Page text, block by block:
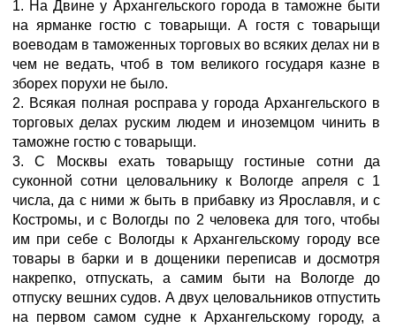
1. На Двине у Архангельского города в таможне быти
на ярманке гостю с товарыщи. А гостя с товарыщи
воеводам в таможенных торговых во всяких делах ни в
чем не ведать, чтоб в том великого государя казне в
зборех порухи не было.
2. Всякая полная росправа у города Архангельского в
торговых делах руским людем и иноземцом чинить в
таможне гостю с товарыщи.
3. С Москвы ехать товарыщу гостиные сотни да
суконной сотни целовальнику к Вологде апреля с 1
числа, да с ними ж быть в прибавку из Ярославля, и с
Костромы, и с Вологды по 2 человека для того, чтобы
им при себе с Вологды к Архангельскому городу все
товары в барки и в дощеники переписав и досмотря
накрепко, отпускать, а самим быти на Вологде до
отпуску вешних судов. А двух целовальников отпустить
на первом самом судне к Архангельскому городу, а